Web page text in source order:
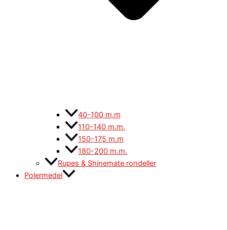
40-100 m.m
110-140 m.m.
150-175 m.m
180-200 m.m.
Rupes & Shinemate rondeller
Polermedel